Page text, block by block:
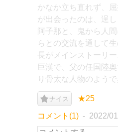
かなか立ち直れず、
が出会ったのは、逞
阿子那と、鬼から人
らとの交流を通して
長がメインストーリ
巨漢で、父の任国陸
り骨太な人物のようで
ナイス ★25
コメント(1) 2022/